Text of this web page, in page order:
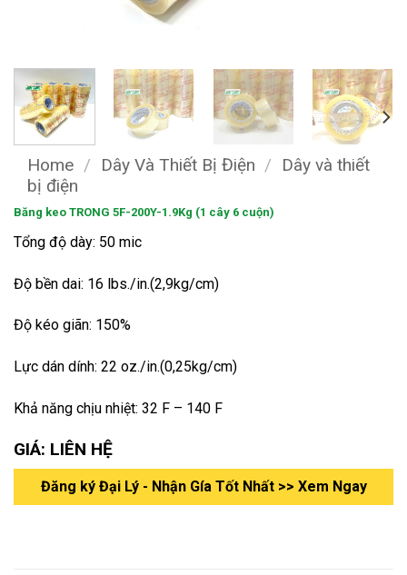
Home / Dây Và Thiết Bị Điện /
Dây và thiết
bị điện
Băng keo TRONG 5F-200Y-1.9Kg (1 cây 6 cuộn)
Tổng độ dày: 50 mic
Độ bền dai: 16 lbs./in.(2,9kg/cm)
Độ kéo giãn: 150%
Lực dán dính: 22 oz./in.(0,25kg/cm)
Khả năng chịu nhiệt: 32 F – 140 F
GIÁ: LIÊN HỆ
Đăng ký Đại Lý - Nhận Gía Tốt Nhất >> Xem Ngay